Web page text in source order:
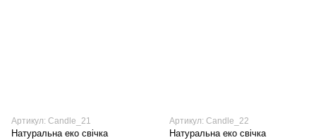
Артикул: Candle_21
Натуральна еко свічка
Артикул: Candle_22
Натуральна еко свічка